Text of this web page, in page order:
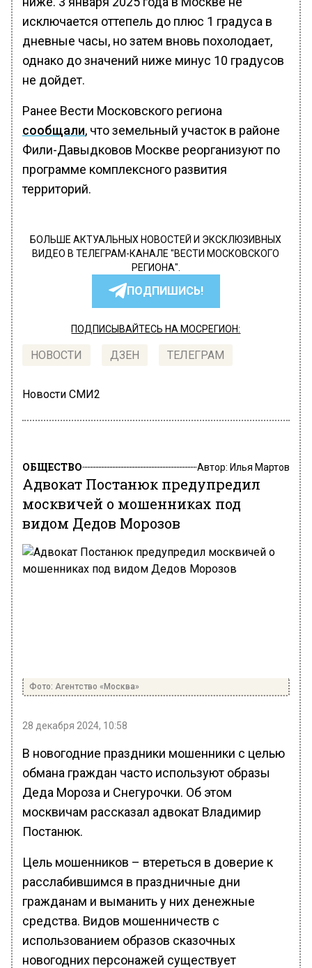
исключается оттепель до плюс 1 градуса в
дневные часы, но затем вновь похолодает,
однако до значений ниже минус 10 градусов
не дойдет.
Ранее Вести Московского региона
сообщали, что земельный участок в районе
Фили-Давыдковов Москве реорганизуют по
программе комплексного развития
территорий.
БОЛЬШЕ АКТУАЛЬНЫХ НОВОСТЕЙ И ЭКСКЛЮЗИВНЫХ
ВИДЕО В ТЕЛЕГРАМ-КАНАЛЕ "ВЕСТИ МОСКОВСКОГО
РЕГИОНА".
ПОДПИШИСЬ!
ПОДПИСЫВАЙТЕСЬ НА МОСРЕГИОН:
НОВОСТИ ДЗЕН ТЕЛЕГРАМ
Новости СМИ2
ОБЩЕСТВО Автор: Илья Мартов
Адвокат Постанюк предупредил
москвичей о мошенниках под
видом Дедов Морозов
Фото: Агентство «Москва»
28 декабря 2024, 10:58
В новогодние праздники мошенники с целью
обмана граждан часто используют образы
Деда Мороза и Снегурочки. Об этом
москвичам рассказал адвокат Владимир
Постанюк.
Цель мошенников – втереться в доверие к
расслабившимся в праздничные дни
гражданам и выманить у них денежные
средства. Видов мошенничеств с
использованием образов сказочных
новогодних персонажей существует